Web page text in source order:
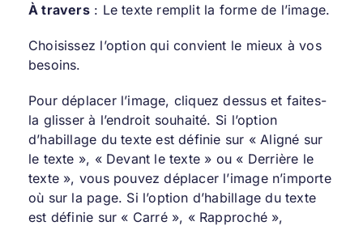
À travers: Le texte remplit la forme de l’image.
Choisissez l’option qui convient le mieux à vos
besoins.
Pour déplacer l’image, cliquez dessus et faites-
la glisser à l’endroit souhaité. Si l’option
d’habillage du texte est définie sur « Aligné sur
le texte », « Devant le texte » ou « Derrière le
texte », vous pouvez déplacer l’image n’importe
où sur la page. Si l’option d’habillage du texte
est définie sur « Carré », « Rapproché »,